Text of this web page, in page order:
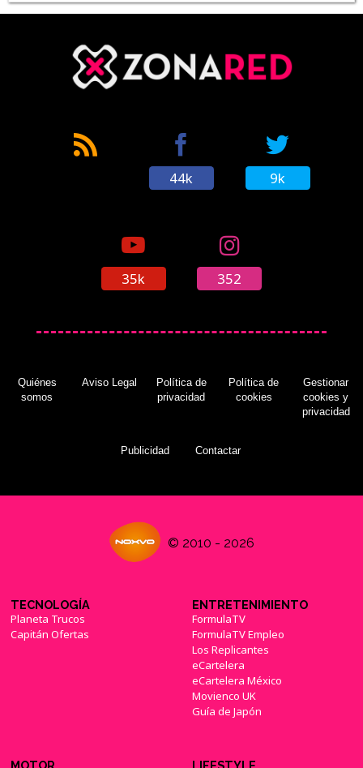
44k 9k
35k 352
Quiénes
somos
Aviso Legal
Política de
privacidad
Política de
cookies
Gestionar
cookies y
privacidad
Publicidad Contactar
© 2010 - 2026
TECNOLOGÍA
Planeta Trucos
Capitán Ofertas
ENTRETENIMIENTO
FormulaTV
FormulaTV Empleo
Los Replicantes
eCartelera
eCartelera México
Movienco UK
Guía de Japón
MOTOR LIFESTYLE